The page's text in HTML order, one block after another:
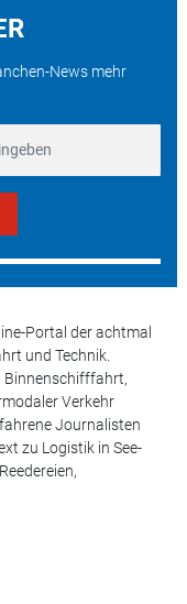
News mehr
Portal der achtmal
und Technik.
Binnenschifffahrt,
Verkehr
Journalisten
zu Logistik in See-